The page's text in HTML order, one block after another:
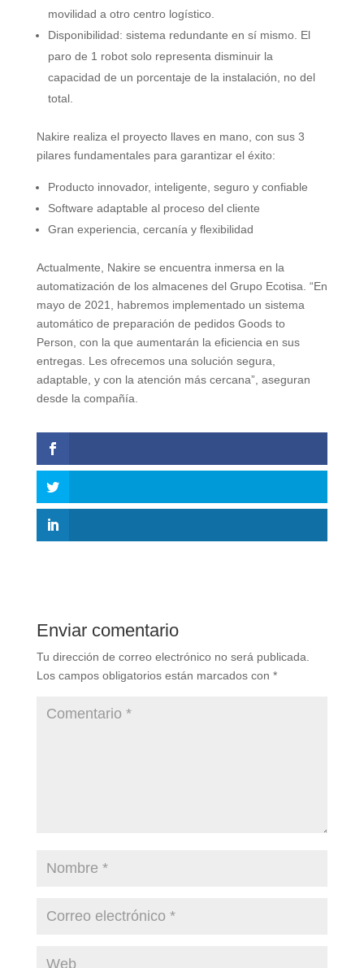
movilidad a otro centro logístico.
Disponibilidad: sistema redundante en sí mismo. El
paro de 1 robot solo representa disminuir la
capacidad de un porcentaje de la instalación, no del
total.
Nakire realiza el proyecto llaves en mano, con sus 3
pilares fundamentales para garantizar el éxito:
Producto innovador, inteligente, seguro y confiable
Software adaptable al proceso del cliente
Gran experiencia, cercanía y flexibilidad
Actualmente, Nakire se encuentra inmersa en la
automatización de los almacenes del Grupo Ecotisa. “En
mayo de 2021, habremos implementado un sistema
automático de preparación de pedidos Goods to
Person, con la que aumentarán la eficiencia en sus
entregas. Les ofrecemos una solución segura,
adaptable, y con la atención más cercana”, aseguran
desde la compañía.
Enviar comentario
Tu dirección de correo electrónico no será publicada.
Los campos obligatorios están marcados con *